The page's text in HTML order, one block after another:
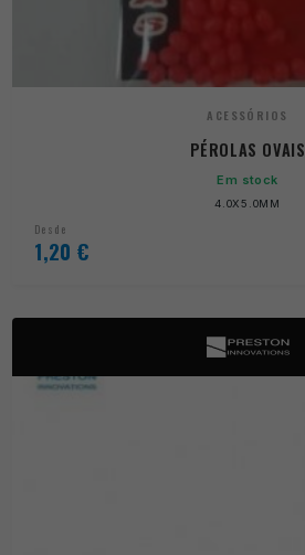
ACESSÓRIOS
PÉROLAS OVAIS
Em stock
4.0X5.0MM
Desde
1,20 €